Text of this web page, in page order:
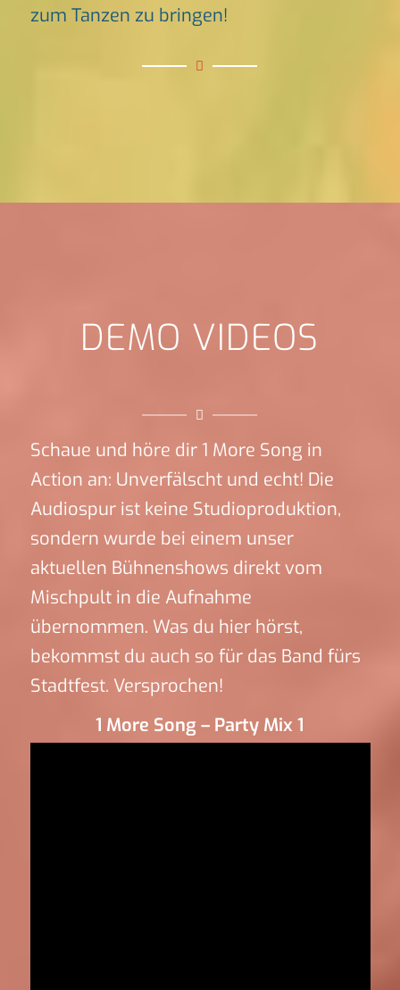
zum Tanzen zu bringen!
DEMO VIDEOS
Schaue und höre dir 1 More Song in
Action an: Unverfälscht und echt! Die
Audiospur ist keine Studioproduktion,
sondern wurde bei einem unser
aktuellen Bühnenshows direkt vom
Mischpult in die Aufnahme
übernommen. Was du hier hörst,
bekommst du auch so für das Band fürs
Stadtfest. Versprochen!
1 More Song – Party Mix 1